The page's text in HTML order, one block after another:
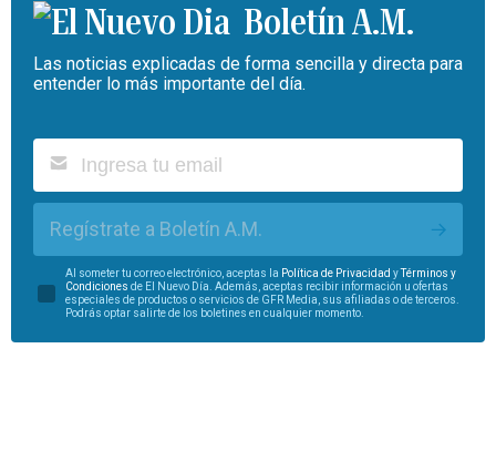
Boletín A.M.
Las noticias explicadas de forma sencilla y directa para
entender lo más importante del día.
Regístrate a Boletín A.M.
Al someter tu correo electrónico, aceptas la Política de Privacidad yTérminos y
Condiciones de El Nuevo Día. Además, aceptas recibir información u ofertas
especiales de productos o servicios de GFR Media, sus afiliadas o de terceros.
Podrás optar salirte de los boletines en cualquier momento.